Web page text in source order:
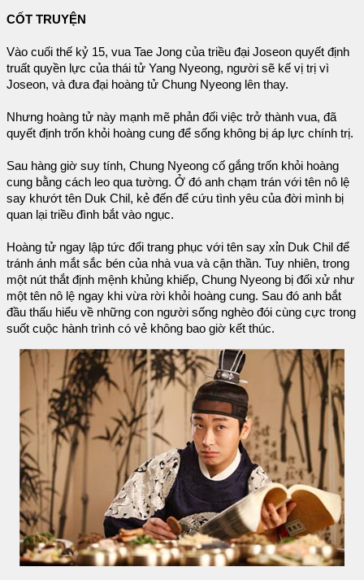
CỐT TRUYỆN
Vào cuối thế kỷ 15, vua Tae Jong của triều đại Joseon quyết định
truất quyền lực của thái tử Yang Nyeong, người sẽ kế vị trị vì
Joseon, và đưa đại hoàng tử Chung Nyeong lên thay.
Nhưng hoàng tử này mạnh mẽ phản đối việc trở thành vua, đã
quyết định trốn khỏi hoàng cung để sống không bị áp lực chính trị.
Sau hàng giờ suy tính, Chung Nyeong cố gắng trốn khỏi hoàng
cung bằng cách leo qua tường. Ở đó anh chạm trán với tên nô lệ
say khướt tên Duk Chil, kẻ đến để cứu tình yêu của đời mình bị
quan lại triều đình bắt vào ngục.
Hoàng tử ngay lập tức đổi trang phục với tên say xỉn Duk Chil để
tránh ánh mắt sắc bén của nhà vua và cận thần. Tuy nhiên, trong
một nút thắt định mệnh khủng khiếp, Chung Nyeong bị đối xử như
một tên nô lệ ngay khi vừa rời khỏi hoàng cung. Sau đó anh bắt
đầu thấu hiểu về những con người sống nghèo đói cùng cực trong
suốt cuộc hành trình có vẻ không bao giờ kết thúc.